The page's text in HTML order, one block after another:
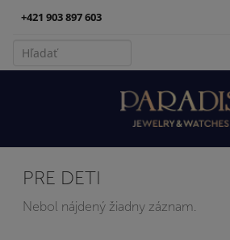
+421 903 897 603
PRE DETI
Nebol nájdený žiadny záznam.